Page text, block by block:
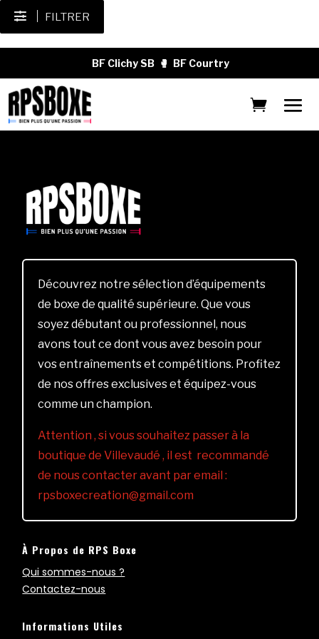
FILTRER
BF Clichy SB 🥊 BF Courtry
Découvrez notre sélection d’équipements
de boxe de qualité supérieure. Que vous
soyez débutant ou professionnel, nous
avons tout ce dont vous avez besoin pour
vos entraînements et compétitions. Profitez
de nos offres exclusives et équipez-vous
comme un champion.
Attention , si vous souhaitez passer à la
boutique de Villevaudé , il est recommandé
de nous contacter avant par email :
rpsboxecreation@gmail.com
À Propos de RPS Boxe
Qui sommes-nous ?
Contactez-nous
Informations Utiles